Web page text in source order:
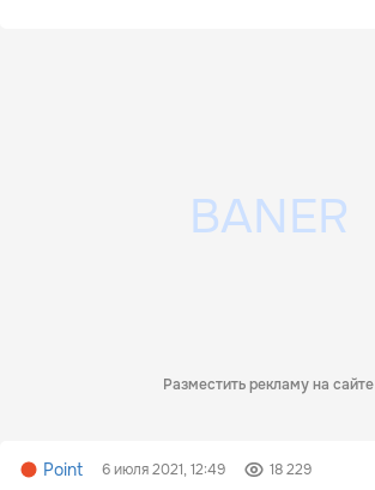
Разместить рекламу на сайте
Point 6 июля 2021, 12:49 18 229